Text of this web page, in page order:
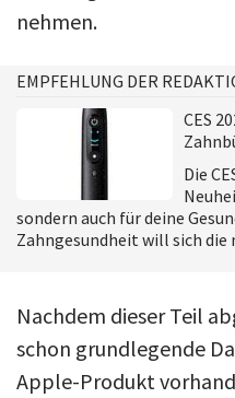
nehmen.
EMPFEHLUNG DER
CES
Die
sondern auch für deine
Zahngesundheit will sich die
Nachdem dieser Teil
schon grundlegende
Apple-Produkt